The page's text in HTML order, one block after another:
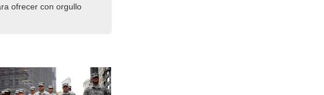
ofrecer con orgullo